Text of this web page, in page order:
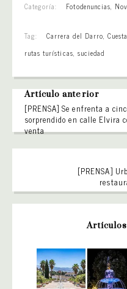
Categoría: Fotodenuncias,
Tag: Carrera del Darro,
rutas turísticas, suciedad
Artículo anterior
[PRENSA] Se enfrenta a
sorprendido en calle Elvira
venta
[PRENSA]